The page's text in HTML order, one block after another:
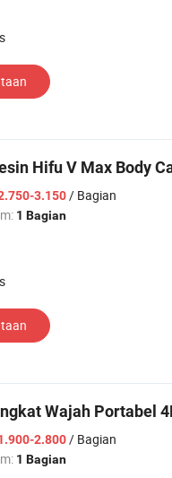
Hifu V Max Body
3.150/ Bagian
1 Bagian
Wajah Portabel
2.800/ Bagian
1 Bagian